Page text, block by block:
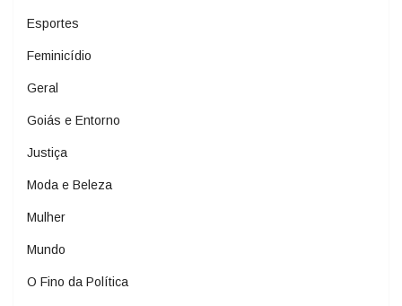
Esportes
Feminicídio
Geral
Goiás e Entorno
Justiça
Moda e Beleza
Mulher
Mundo
O Fino da Política